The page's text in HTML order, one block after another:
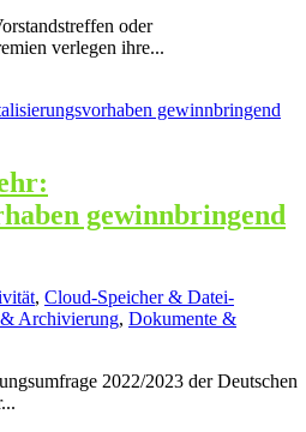
oder
verlegen ihre...
gewinnbringend
, Cloud-Speicher & Datei-
Archivierung, Dokumente &
2022/2023 der Deutschen